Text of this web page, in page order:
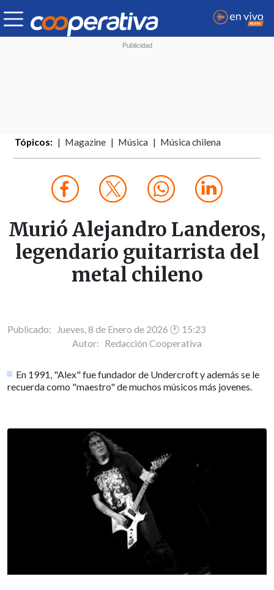
Tópicos: Magazine Música Música chilena
Murió Alejandro Landeros,
legendario guitarrista del
metal chileno
Publicado: Jueves, 8 de Enero de 2026 🕐 15:23
Autor: Redacción Cooperativa
En 1991, "Alex" fue fundador de Undercroft y además se le
recuerda como "maestro" de muchos músicos más jovenes.